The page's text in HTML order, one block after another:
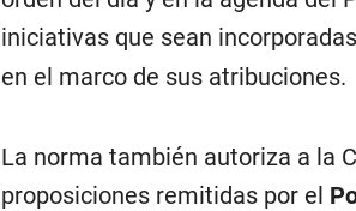
iniciativas que sean
en el marco de sus atribuciones.
La norma también autoriza a la
proposiciones remitidas por el